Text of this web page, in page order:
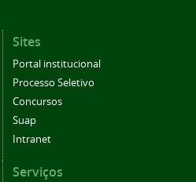
Sites
Portal institucional
Processo Seletivo
Concursos
Suap
Intranet
Serviços